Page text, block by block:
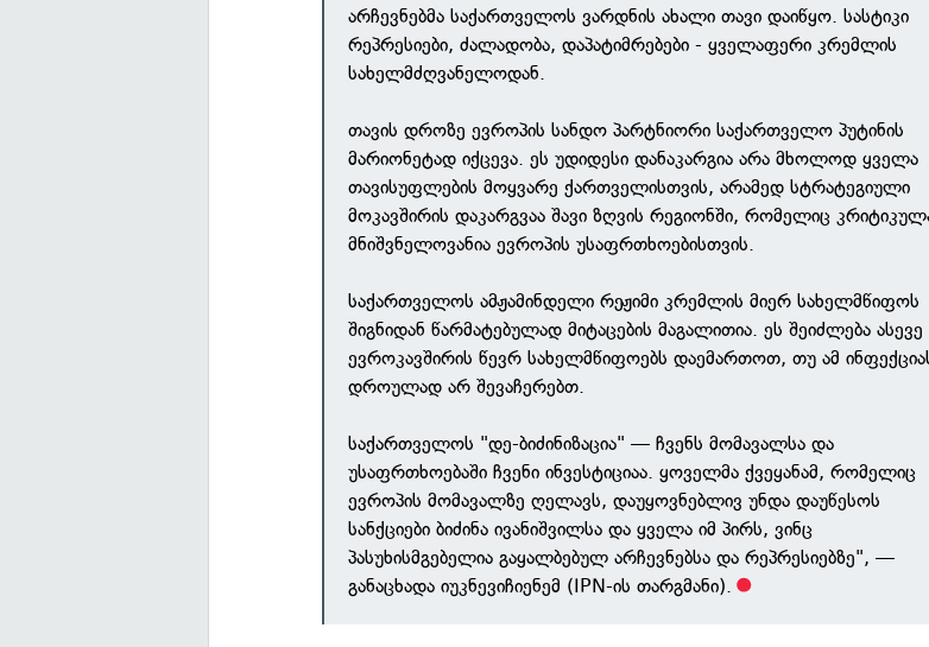
არჩევნებმა საქართველოს ვარდნის ახალი თავი დაიწყო. სასტიკი
რეპრესიები, ძალადობა, დაპატიმრებები - ყველაფერი კრემლის
სახელმძღვანელოდან.
თავის დროზე ევროპის სანდო პარტნიორი საქართველო პუტინის
მარიონეტად იქცევა. ეს უდიდესი დანაკარგია არა მხოლოდ ყველა
თავისუფლების მოყვარე ქართველისთვის, არამედ სტრატეგიული
მოკავშირის დაკარგვაა შავი ზღვის რეგიონში, რომელიც
მნიშვნელოვანია ევროპის უსაფრთხოებისთვის.
საქართველოს ამჟამინდელი რეჟიმი კრემლის მიერ სახელმწიფოს
შიგნიდან წარმატებულად მიტაცების მაგალითია. ეს შეიძლება ასევე
ევროკავშირის წევრ სახელმწიფოებს დაემართოთ, თუ ამ
დროულად არ შევაჩერებთ.
საქართველოს "დე-ბიძინიზაცია" — ჩვენს მომავალსა და
უსაფრთხოებაში ჩვენი ინვესტიციაა. ყოველმა ქვეყანამ, რომელიც
ევროპის მომავალზე ღელავს, დაუყოვნებლივ უნდა დაუწესოს
სანქციები ბიძინა ივანიშვილსა და ყველა იმ პირს, ვინც
პასუხისმგებელია გაყალბებულ არჩევნებსა და რეპრესიებზე", —
განაცხადა იუკნევიჩიენემ (IPN-ის თარგმანი).